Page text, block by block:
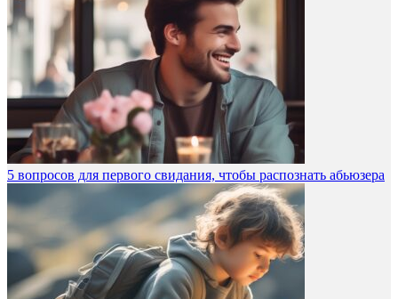
5 вопросов для первого свидания, чтобы распознать абьюзера